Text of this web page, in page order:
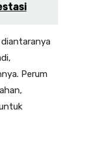
diantaranya
Perum